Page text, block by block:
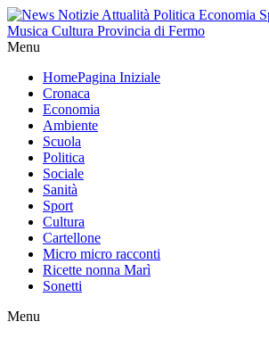
Menu
HomePagina Iniziale
Cronaca
Economia
Ambiente
Scuola
Politica
Sociale
Sanità
Sport
Cultura
Cartellone
Micro micro racconti
Ricette nonna Marì
Sonetti
Menu